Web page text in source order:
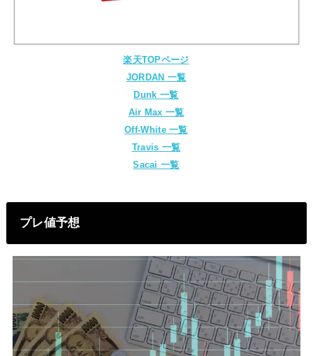
楽天TOPページ
JORDAN 一覧
Dunk 一覧
Air Max 一覧
Off-White 一覧
Travis 一覧
Sacai 一覧
プレ値予想